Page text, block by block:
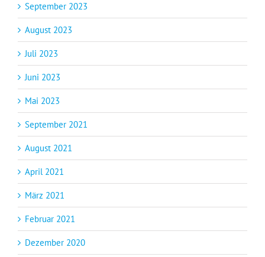
September 2023
August 2023
Juli 2023
Juni 2023
Mai 2023
September 2021
August 2021
April 2021
März 2021
Februar 2021
Dezember 2020